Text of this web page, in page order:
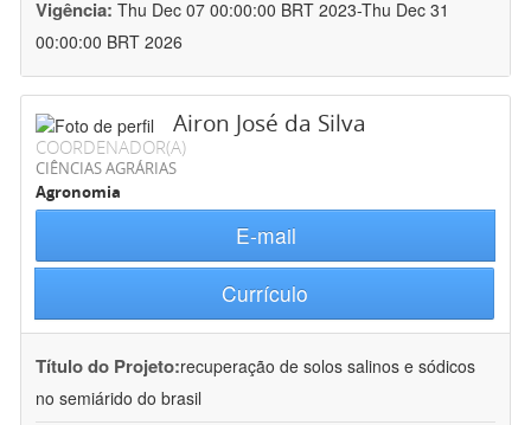
Vigência: Thu Dec 07 00:00:00 BRT 2023-Thu Dec 31
00:00:00 BRT 2026
Airon José da Silva
COORDENADOR(A)
CIÊNCIAS AGRÁRIAS
Agronomia
E-mail
Currículo
Título do Projeto:recuperação de solos salinos e sódicos
no semiárido do brasil